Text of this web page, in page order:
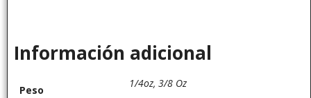
Información adicional
Peso
1/4oz, 3/8 Oz